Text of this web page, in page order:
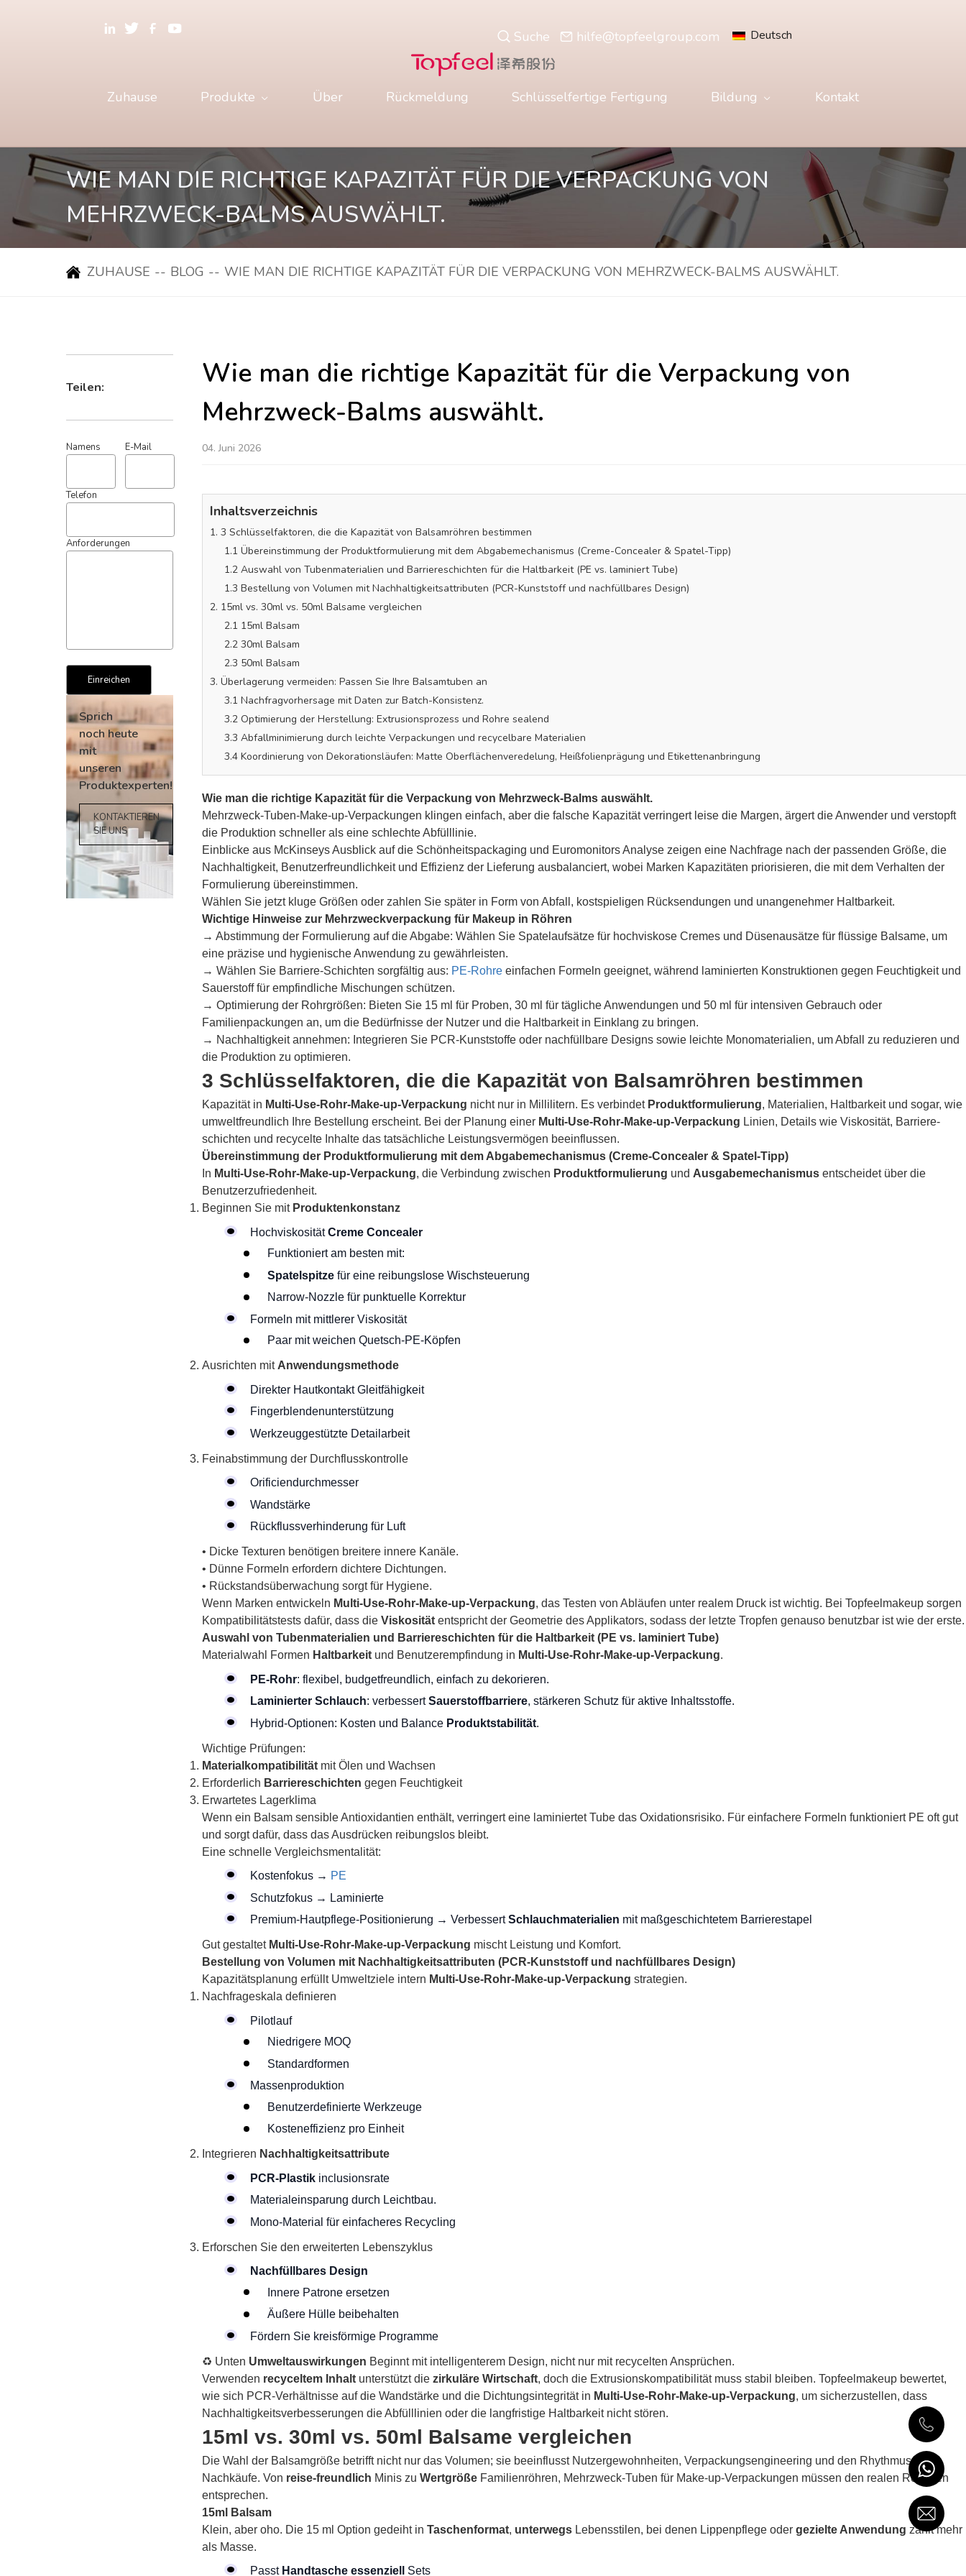
Suche hilfe@topfeelgroup.com Deutsch
Zuhause Produkte Über Rückmeldung Schlüsselfertige Fertigung Bildung Kontakt
WIE MAN DIE RICHTIGE KAPAZITÄT FÜR DIE VERPACKUNG VON
MEHRZWECK-BALMS AUSWÄHLT.
ZUHAUSE -- BLOG -- WIE MAN DIE RICHTIGE KAPAZITÄT FÜR DIE VERPACKUNG VON MEHRZWECK-BALMS AUSWÄHLT.
Wie man die richtige Kapazität für die Verpackung von
Mehrzweck-Balms auswählt.
04. Juni 2026
Inhaltsverzeichnis
1. 3 Schlüsselfaktoren, die die Kapazität von Balsamröhren bestimmen
1.1 Übereinstimmung der Produktformulierung mit dem Abgabemechanismus (Creme-Concealer & Spatel-Tipp)
1.2 Auswahl von Tubenmaterialien und Barriereschichten für die Haltbarkeit (PE vs. laminiert Tube)
1.3 Bestellung von Volumen mit Nachhaltigkeitsattributen (PCR-Kunststoff und nachfüllbares Design)
2. 15ml vs. 30ml vs. 50ml Balsame vergleichen
2.1 15ml Balsam
2.2 30ml Balsam
2.3 50ml Balsam
3. Überlagerung vermeiden: Passen Sie Ihre Balsamtuben an
3.1 Nachfragvorhersage mit Daten zur Batch-Konsistenz.
3.2 Optimierung der Herstellung: Extrusionsprozess und Rohre sealend
3.3 Abfallminimierung durch leichte Verpackungen und recycelbare Materialien
3.4 Koordinierung von Dekorationsläufen: Matte Oberflächenveredelung, Heißfolienprägung und Etikettenanbringung
Wie man die richtige Kapazität für die Verpackung von Mehrzweck-Balms auswählt.
Mehrzweck-Tuben-Make-up-Verpackungen klingen einfach, aber die falsche Kapazität verringert leise die Margen, ärgert die Anwender und verstopft
die Produktion schneller als eine schlechte Abfülllinie.
Einblicke aus McKinseys Ausblick auf die Schönheitspackaging und Euromonitors Analyse zeigen eine Nachfrage nach der passenden Größe, die
Nachhaltigkeit, Benutzerfreundlichkeit und Effizienz der Lieferung ausbalanciert, wobei Marken Kapazitäten priorisieren, die mit dem Verhalten der
Formulierung übereinstimmen.
Wählen Sie jetzt kluge Größen oder zahlen Sie später in Form von Abfall, kostspieligen Rücksendungen und unangenehmer Haltbarkeit.
Wichtige Hinweise zur Mehrzweckverpackung für Makeup in Röhren
→ Abstimmung der Formulierung auf die Abgabe: Wählen Sie Spatelaufsätze für hochviskose Cremes und Düsenausätze für flüssige Balsame, um
eine präzise und hygienische Anwendung zu gewährleisten.
→ Wählen Sie Barriere-Schichten sorgfältig aus: PE-Rohre einfachen Formeln geeignet, während laminierten Konstruktionen gegen Feuchtigkeit und
Sauerstoff für empfindliche Mischungen schützen.
→ Optimierung der Rohrgrößen: Bieten Sie 15 ml für Proben, 30 ml für tägliche Anwendungen und 50 ml für intensiven Gebrauch oder
Familienpackungen an, um die Bedürfnisse der Nutzer und die Haltbarkeit in Einklang zu bringen.
→ Nachhaltigkeit annehmen: Integrieren Sie PCR-Kunststoffe oder nachfüllbare Designs sowie leichte Monomaterialien, um Abfall zu reduzieren und
die Produktion zu optimieren.
3 Schlüsselfaktoren, die die Kapazität von Balsamröhren bestimmen
Kapazität in Multi-Use-Rohr-Make-up-Verpackung nicht nur in Millilitern. Es verbindet Produktformulierung, Materialien, Haltbarkeit und sogar, wie
umweltfreundlich Ihre Bestellung erscheint. Bei der Planung einer Multi-Use-Rohr-Make-up-Verpackung Linien, Details wie Viskosität, Barriere­
schichten und recycelte Inhalte das tatsächliche Leistungsvermögen beeinflussen.
Übereinstimmung der Produktformulierung mit dem Abgabemechanismus (Creme-Concealer & Spatel-Tipp)
In Multi-Use-Rohr-Make-up-Verpackung, die Verbindung zwischen Produktformulierung und Ausgabemechanismus entscheidet über die
Benutzerzufriedenheit.
Beginnen Sie mit Produktenkonstanz
HochviskositätCreme Concealer
Funktioniert am besten mit:
Spatelspitzefür eine reibungslose Wischsteuerung
Narrow-Nozzle für punktuelle Korrektur
Formeln mit mittlerer Viskosität
Paar mit weichen Quetsch-PE-Köpfen
Ausrichten mit Anwendungsmethode
Direkter Hautkontakt Gleitfähigkeit
Fingerblendenunterstützung
Werkzeuggestützte Detailarbeit
Feinabstimmung der Durchflusskontrolle
Orificiendurchmesser
Wandstärke
Rückflussverhinderung für Luft
• Dicke Texturen benötigen breitere innere Kanäle.
• Dünne Formeln erfordern dichtere Dichtungen.
• Rückstandsüberwachung sorgt für Hygiene.
Wenn Marken entwickeln Multi-Use-Rohr-Make-up-Verpackung, das Testen von Abläufen unter realem Druck ist wichtig. Bei Topfeelmakeup sorgen
Kompatibilitätstests dafür, dass dieViskosität entspricht der Geometrie des Applikators, sodass der letzte Tropfen genauso benutzbar ist wie der erste.
Auswahl von Tubenmaterialien und Barriereschichten für die Haltbarkeit (PE vs. laminiert Tube)
Materialwahl Formen Haltbarkeit und Benutzerempfindung in Multi-Use-Rohr-Make-up-Verpackung.
PE-Rohr: flexibel, budgetfreundlich, einfach zu dekorieren.
Laminierter Schlauch: verbessertSauerstoffbarriere, stärkeren Schutz für aktive Inhaltsstoffe.
Hybrid-Optionen: Kosten und Balance Produktstabilität.
Wichtige Prüfungen:
Materialkompatibilität mit Ölen und Wachsen
Erforderlich Barriereschichten gegen Feuchtigkeit
Erwartetes Lagerklima
Wenn ein Balsam sensible Antioxidantien enthält, verringert eine laminiertet Tube das Oxidationsrisiko. Für einfachere Formeln funktioniert PE oft gut
und sorgt dafür, dass das Ausdrücken reibungslos bleibt.
Eine schnelle Vergleichsmentalität:
Kostenfokus → PE
Schutzfokus → Laminierte
Premium-Hautpflege-Positionierung → VerbessertSchlauchmaterialien mit maßgeschichtetem Barrierestapel
Gut gestaltet Multi-Use-Rohr-Make-up-Verpackung mischt Leistung und Komfort.
Bestellung von Volumen mit Nachhaltigkeitsattributen (PCR-Kunststoff und nachfüllbares Design)
Kapazitätsplanung erfüllt Umweltziele intern Multi-Use-Rohr-Make-up-Verpackung strategien.
Nachfrageskala definieren
Pilotlauf
Niedrigere MOQ
Standardformen
Massenproduktion
Benutzerdefinierte Werkzeuge
Kosteneffizienz pro Einheit
Integrieren Nachhaltigkeitsattribute
PCR-Plastik inclusionsrate
Materialeinsparung durch Leichtbau.
Mono-Material für einfacheres Recycling
Erforschen Sie den erweiterten Lebenszyklus
Nachfüllbares Design
Innere Patrone ersetzen
Äußere Hülle beibehalten
Fördern Sie kreisförmige Programme
♻ Unten Umweltauswirkungen Beginnt mit intelligenterem Design, nicht nur mit recycelten Ansprüchen.
Verwenden recyceltem Inhalt unterstützt diezirkuläre Wirtschaft, doch die Extrusionskompatibilität muss stabil bleiben. Topfeelmakeup bewertet,
wie sich PCR-Verhältnisse auf die Wandstärke und die Dichtungsintegrität in Multi-Use-Rohr-Make-up-Verpackung, um sicherzustellen, dass
Nachhaltigkeits­verbesserungen die Abfülllinien oder die langfristige Haltbarkeit nicht stören.
15ml vs. 30ml vs. 50ml Balsame vergleichen
Die Wahl der Balsamgröße betrifft nicht nur das Volumen; sie beeinflusst Nutzergewohnheiten, Verpackungsengineering und den Rhythmus der
Nachkäufe. Von reise-freundlich Minis zuWertgröße Familienröhren, Mehrzweck-Tuben für Make-up-Verpackungen müssen den realen Routinen
entsprechen.
15ml Balsam
Klein, aber oho. Die 15 ml Option gedeiht inTaschenformat, unterwegs Lebensstilen, bei denen Lippenpflege odergezielte Anwendung zählt mehr
als Masse.
Passt Handtasche essenziell Sets
Teilen:
Namens E-Mail
Telefon
Sprich
noch heute
mit
unseren
Produktexperten!
KONTAKTIEREN
SIE UNS